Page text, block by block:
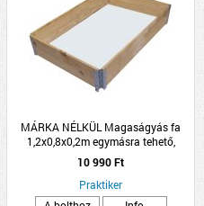
MÁRKA NÉLKÜL Magaságyás fa
1,2x0,8x0,2m egymásra tehető,
összecsukható
10 990 Ft
Praktiker